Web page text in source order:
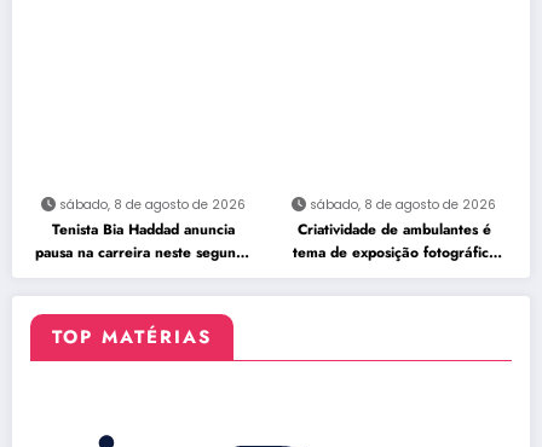
sábado, 8 de agosto de 2026
Tenista Bia Haddad anuncia
pausa na carreira neste segundo
semestre
sábado, 8 de agosto de 2026
Criatividade de ambulantes é
tema de exposição fotográfica
no Rio
TOP MATÉRIAS